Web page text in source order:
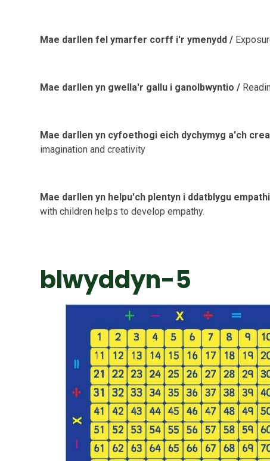
Mae darllen fel ymarfer corff i'r ymenydd /
Mae darllen yn gwella'r gallu i ganolbwyntio /
Mae darllen yn cyfoethogi eich dychymyg a'ch
imagination and creativity
Mae darllen yn helpu'ch plentyn i ddatblygu
with children helps to develop empathy.
blwyddyn-5